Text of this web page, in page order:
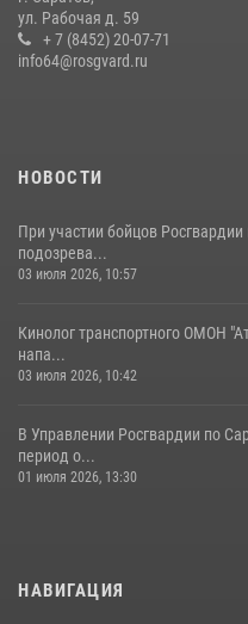
Крещения Руси
28 июля 2026, 13:25
05 августа 2026, 12:55
ул. Рабочая д. 59
+ 7 (8452) 20-07-71
info64@rosgvard.ru
НОВОСТИ
При участии бойцов
подозрева...
03 июля 2026, 10:57
Кинолог транспортного ОМОН
напа...
03 июля 2026, 10:42
В Управлении Росгвардии по
период о...
01 июля 2026, 13:30
НАВИГАЦИЯ